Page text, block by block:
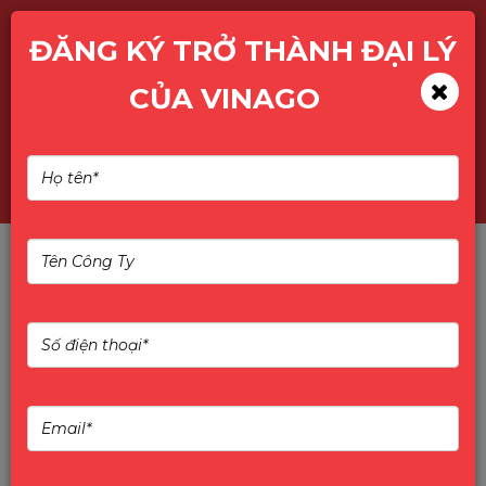
ĐĂNG KÝ TRỞ THÀNH ĐẠI LÝ
CỦA VINAGO